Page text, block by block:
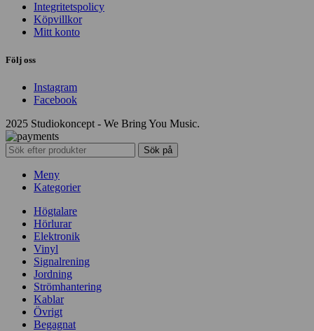
Integritetspolicy
Köpvillkor
Mitt konto
Följ oss
Instagram
Facebook
2025 Studiokoncept - We Bring You Music.
Sök på
Meny
Kategorier
Högtalare
Hörlurar
Elektronik
Vinyl
Signalrening
Jordning
Strömhantering
Kablar
Övrigt
Begagnat